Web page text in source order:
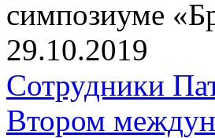
симпозиуме
29.10.2019
Сотрудники
Втором